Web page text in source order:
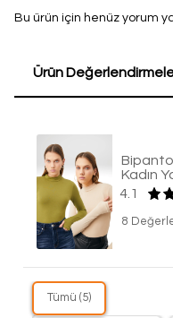
Bu ürün için henüz yorum
Ürün
4.1
8
Tümü (5)